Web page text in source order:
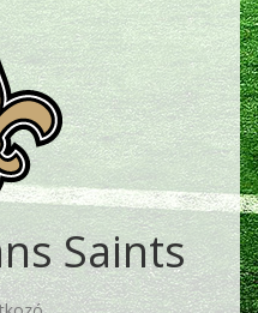
Saints